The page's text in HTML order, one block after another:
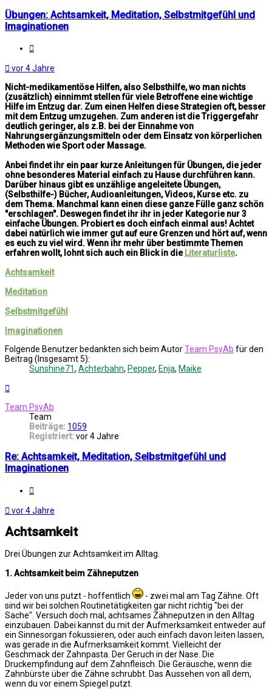
Übungen: Achtsamkeit, Meditation, Selbstmitgefühl und
Imaginationen
vor 4 Jahre
Nicht-medikamentöse Hilfen, also Selbsthilfe, wo man nichts
(zusätzlich) einnimmt stellen für viele Betroffene eine wichtige
Hilfe im Entzug dar. Zum einen Helfen diese Strategien oft, besser
mit dem Entzug umzugehen. Zum anderen ist die Triggergefahr
deutlich geringer, als z.B. bei der Einnahme von
Nahrungsergänzungsmitteln oder dem Einsatz von körperlichen
Methoden wie Sport oder Massage.
Anbei findet ihr ein paar kurze Anleitungen für Übungen, die jeder
ohne besonderes Material einfach zu Hause durchführen kann.
Darüber hinaus gibt es unzählige angeleitete Übungen,
(Selbsthilfe-) Bücher, Audioanleitungen, Videos, Kurse etc. zu
dem Thema. Manchmal kann einen diese ganze Fülle ganz schön
"erschlagen". Deswegen findet ihr ihr in jeder Kategorie nur 3
einfache Übungen. Probiert es doch einfach einmal aus! Achtet
dabei natürlich wie immer gut auf eure Grenzen und hört auf, wenn
es euch zu viel wird. Wenn ihr mehr über bestimmte Themen
erfahren wollt, lohnt sich auch ein Blick in die Literaturliste.
Achtsamkeit
Meditation
Selbstmitgefühl
Imaginationen
Folgende Benutzer bedankten sich beim AutorTeam PsyAb für den
Beitrag (Insgesamt 5):
Sunshine71, Achterbahn, Pepper, Enja, Maike
Team PsyAb
Team
Beiträge: 1059
Registriert: vor 4 Jahre
Re: Achtsamkeit, Meditation, Selbstmitgefühl und
Imaginationen
vor 4 Jahre
Achtsamkeit
Drei Übungen zur Achtsamkeit im Alltag.
1. Achtsamkeit beim Zähneputzen
Jeder von uns putzt - hoffentlich
- zwei mal am Tag Zähne. Oft
sind wir bei solchen Routinetätigkeiten gar nicht richtig "bei der
Sache". Versuch doch mal, achtsames Zähneputzen in den Alltag
einzubauen. Dabei kannst du mit der Aufmerksamkeit entweder auf
ein Sinnesorgan fokussieren, oder auch einfach davon leiten lassen,
was gerade in die Aufmerksamkeit kommt. Vielleicht der
Geschmack der Zahnpasta. Der Geruch in der Nase. Die
Druckempfindung auf dem Zahnfleisch. Die Geräusche, wenn die
Zahnbürste über die Zähne schrubbt. Das Aussehen von all dem,
wenn du vor einem Spiegel putzt.